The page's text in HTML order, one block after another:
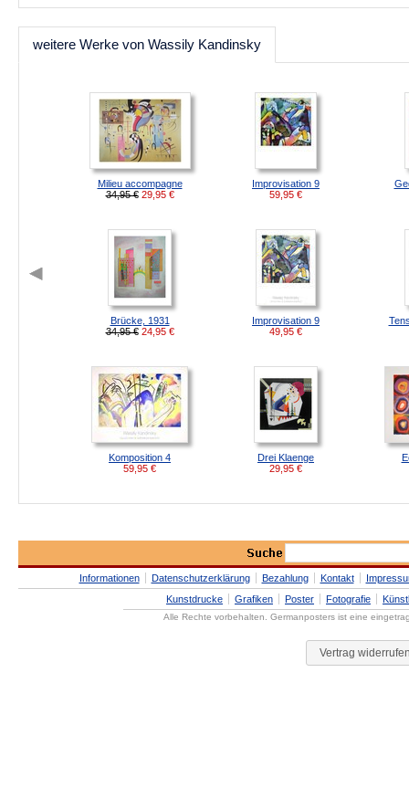
weitere Werke von Wassily Kandinsky
Milieu accompagne
34,95 € 29,95 €
Improvisation 9
59,95 €
Brücke, 1931
34,95 € 24,95 €
Improvisation 9
49,95 €
Komposition 4
59,95 €
Drei Klaenge
29,95 €
Informationen Datenschutzerklärung Bezahlung Kontakt
Kunstdrucke
Grafiken Poster Fotografie
Alle Rechte vorbehalten. Germanposters ist eine
Vertrag